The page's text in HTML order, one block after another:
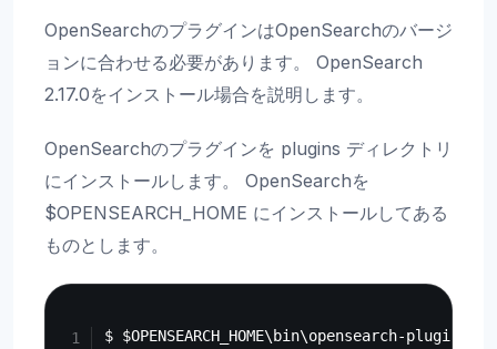
OpenSearchのプラグインはOpenSearchのバージ
ョンに合わせる必要があります。 OpenSearch
2.17.0をインストール場合を説明します。
OpenSearchのプラグインを plugins ディレクトリ
にインストールします。 OpenSearchを
$OPENSEARCH_HOME にインストールしてある
ものとします。
$ $OPENSEARCH_HOME\bin\opensearch-